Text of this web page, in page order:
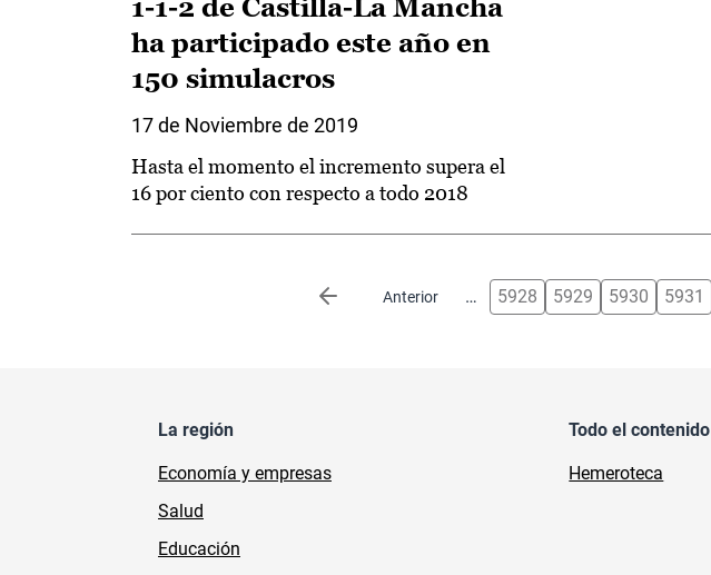
1-1-2 de Castilla-La Mancha
ha participado este año en
150 simulacros
17 de Noviembre de 2019
Hasta el momento el incremento supera el
16 por ciento con respecto a todo 2018
Anterior
Página anterior … 5928 5929 5930 5931
La región
Economía y empresas
Salud
Educación
Todo el contenido
Hemeroteca